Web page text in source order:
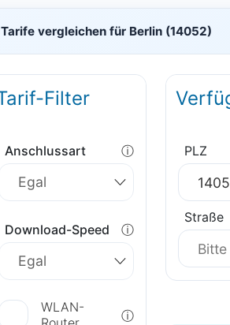
Tarife vergleichen für Berlin (14052)